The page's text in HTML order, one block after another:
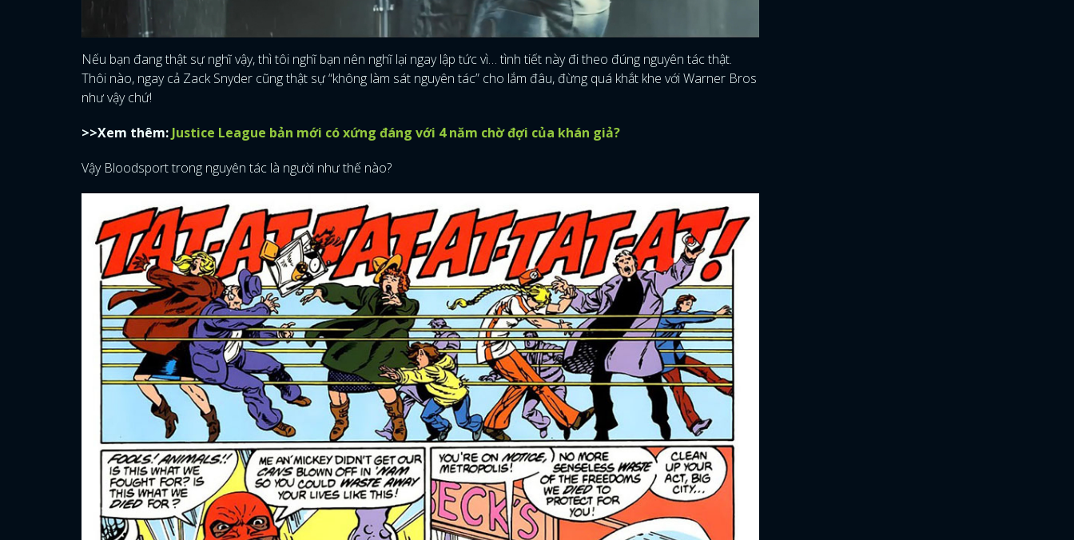
ĐĂNG NHẬP
Nếu bạn đang thật sự nghĩ vậy, thì tôi nghĩ bạn nên nghĩ lại ngay lập tức vì… tình tiết này đi theo đúng nguyên tác thật.
Thôi nào, ngay cả Zack Snyder cũng thật sự “không làm sát nguyên tác” cho lắm đâu, đừng quá khắt khe với Warner Bros
như vậy chứ!
>>Xem thêm: Justice League bản mới có xứng đáng với 4 năm chờ đợi của khán giả?
Vậy Bloodsport trong nguyên tác là người như thế nào?